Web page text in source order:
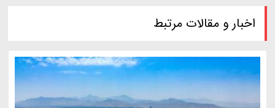
اخبار و مقالات مرتبط